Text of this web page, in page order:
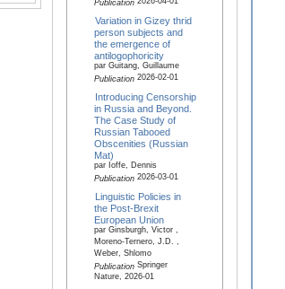
Publication
Variation in Gizey thrid
person subjects and
the emergence of
antilogophoricity
par Guitang, Guillaume
Publication2026-02-01
Introducing Censorship
in Russia and Beyond.
The Case Study of
Russian Tabooed
Obscenities (Russian
Mat)
par Ioffe, Dennis
Publication2026-03-01
Linguistic Policies in
the Post-Brexit
European Union
par Ginsburgh, Victor ,
Moreno-Ternero, J.D. ,
Weber, Shlomo
PublicationSpringer
Nature, 2026-01